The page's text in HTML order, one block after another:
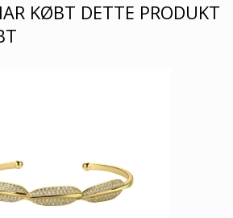
KØBT DETTE PRODUKT